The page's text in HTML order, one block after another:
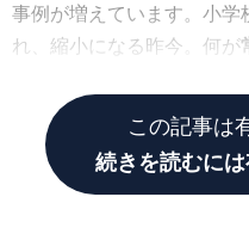
事例が増えています。小学
れ、縮小になる昨今。何が
この記事は
続きを読むに